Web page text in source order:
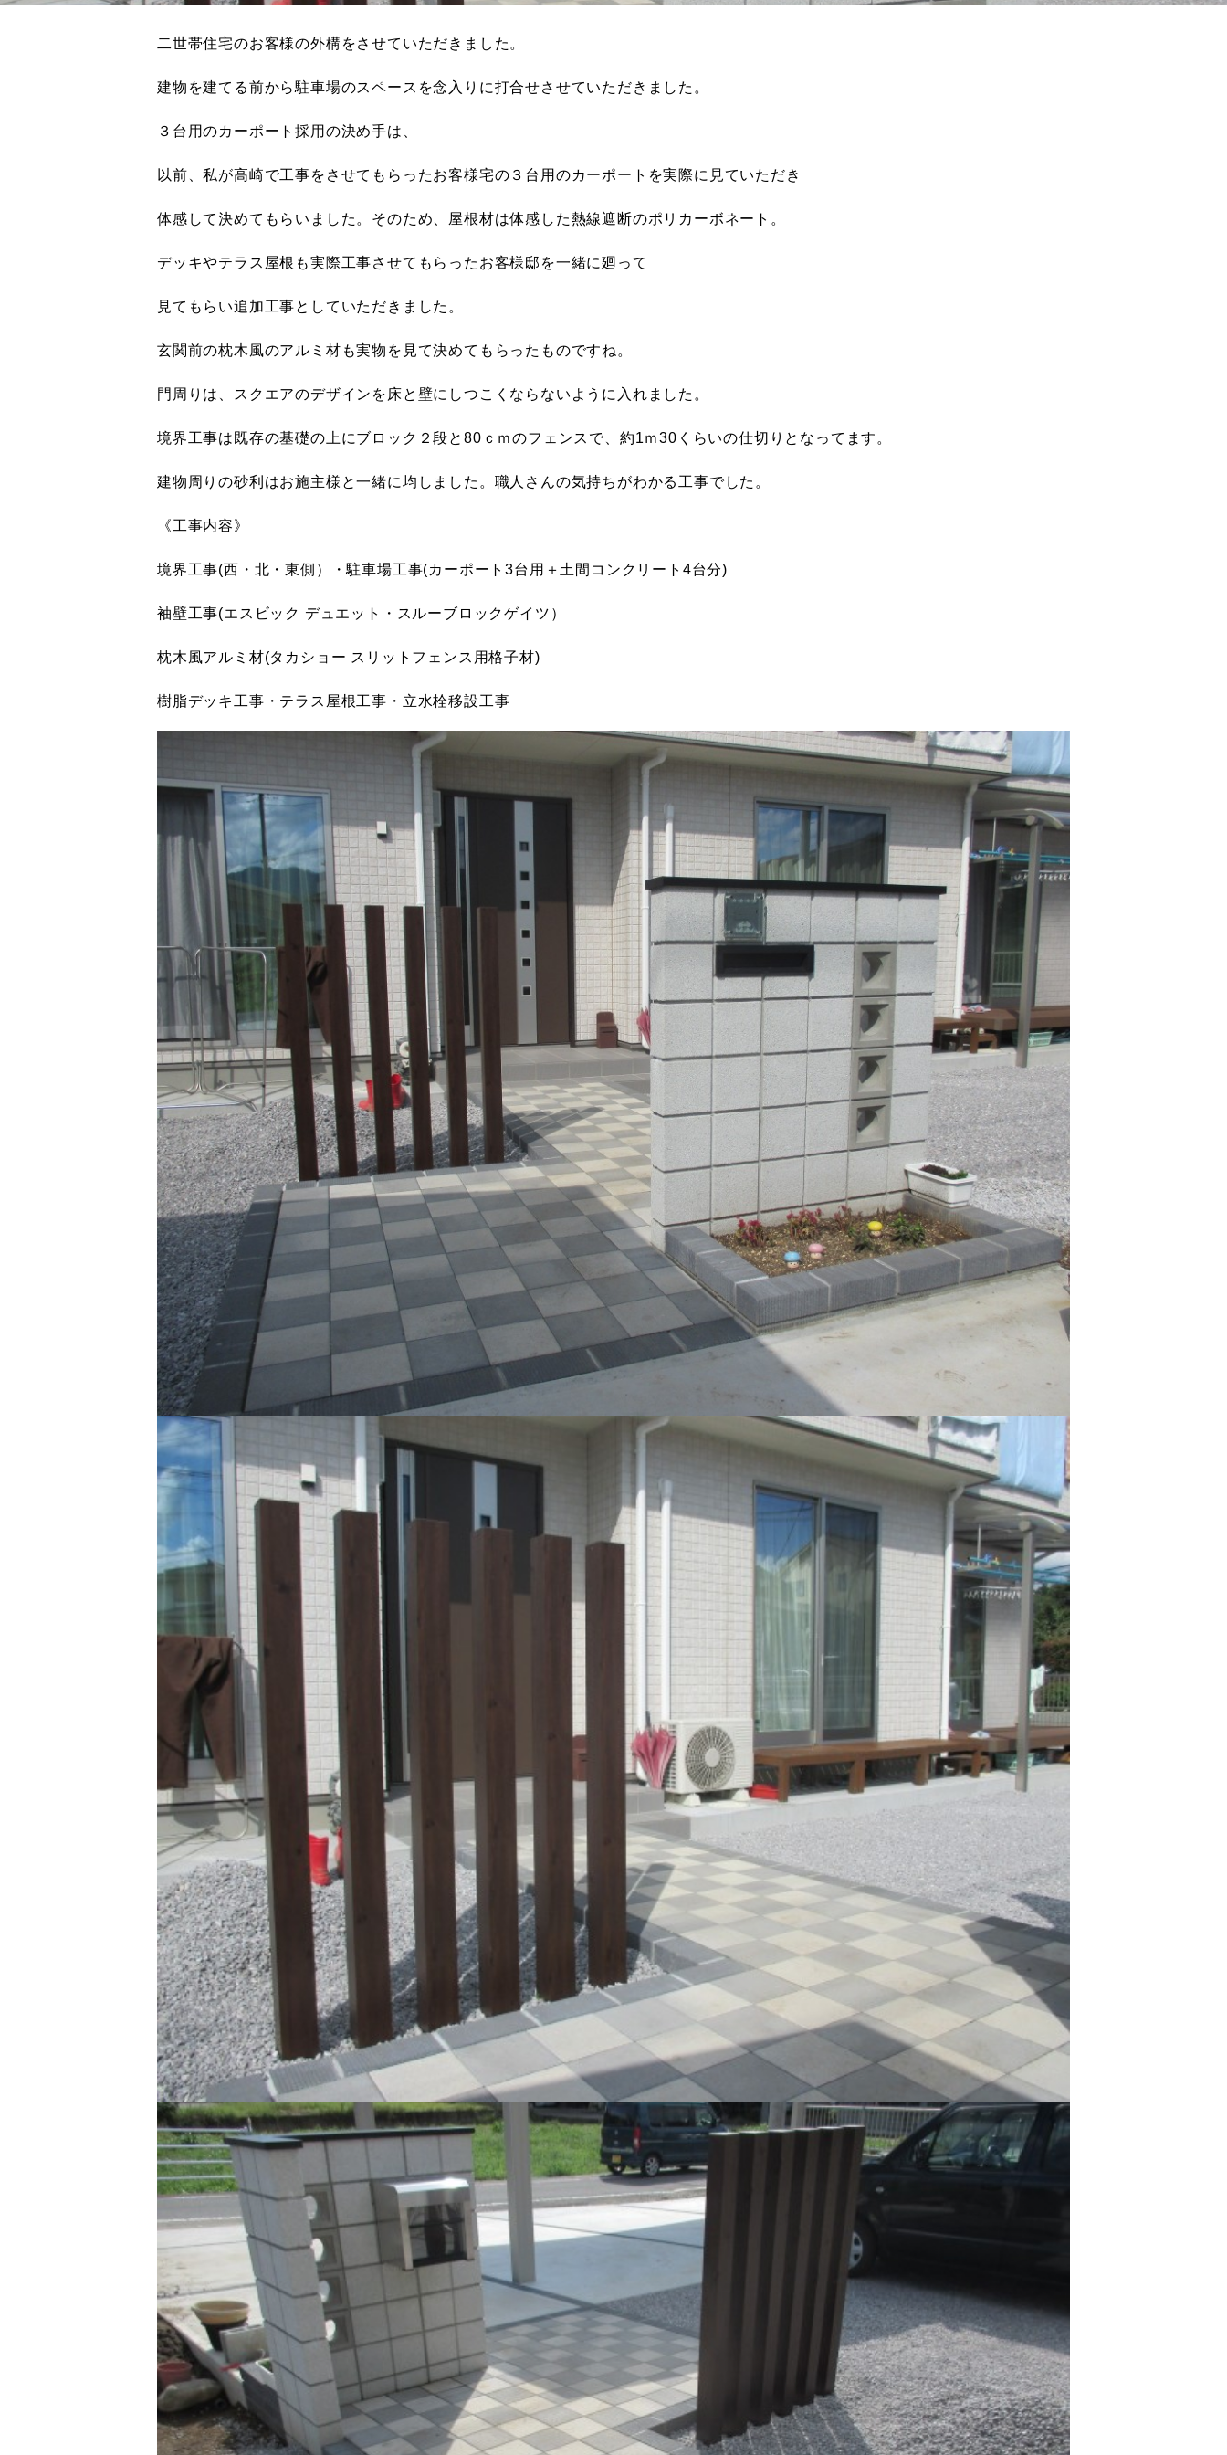
二世帯住宅のお客様の外構をさせていただきました。
建物を建てる前から駐車場のスペースを念入りに打合せさせていただきました。
３台用のカーポート採用の決め手は、
以前、私が高崎で工事をさせてもらったお客様宅の３台用のカーポートを実際に見ていただき
体感して決めてもらいました。そのため、屋根材は体感した熱線遮断のポリカーボネート。
デッキやテラス屋根も実際工事させてもらったお客様邸を一緒に廻って
見てもらい追加工事としていただきました。
玄関前の枕木風のアルミ材も実物を見て決めてもらったものですね。
門周りは、スクエアのデザインを床と壁にしつこくならないように入れました。
境界工事は既存の基礎の上にブロック２段と80ｃｍのフェンスで、約1ｍ30くらいの仕切りとなってます。
建物周りの砂利はお施主様と一緒に均しました。職人さんの気持ちがわかる工事でした。
《工事内容》
境界工事(西・北・東側）・駐車場工事(カーポート3台用＋土間コンクリート4台分)
袖壁工事(エスビック デュエット・スルーブロックゲイツ）
枕木風アルミ材(タカショー スリットフェンス用格子材)
樹脂デッキ工事・テラス屋根工事・立水栓移設工事